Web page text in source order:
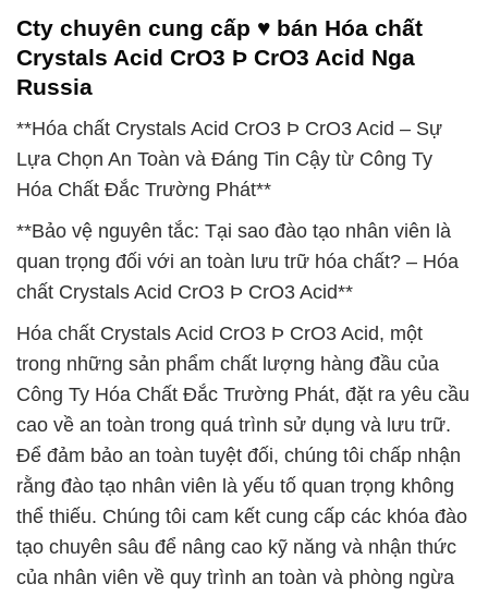
Cty chuyên cung cấp ♥ bán Hóa chất
Crystals Acid CrO3 Þ CrO3 Acid Nga
Russia
**Hóa chất Crystals Acid CrO3 Þ CrO3 Acid – Sự
Lựa Chọn An Toàn và Đáng Tin Cậy từ Công Ty
Hóa Chất Đắc Trường Phát**
**Bảo vệ nguyên tắc: Tại sao đào tạo nhân viên là
quan trọng đối với an toàn lưu trữ hóa chất? – Hóa
chất Crystals Acid CrO3 Þ CrO3 Acid**
Hóa chất Crystals Acid CrO3 Þ CrO3 Acid, một
trong những sản phẩm chất lượng hàng đầu của
Công Ty Hóa Chất Đắc Trường Phát, đặt ra yêu cầu
cao về an toàn trong quá trình sử dụng và lưu trữ.
Để đảm bảo an toàn tuyệt đối, chúng tôi chấp nhận
rằng đào tạo nhân viên là yếu tố quan trọng không
thể thiếu. Chúng tôi cam kết cung cấp các khóa đào
tạo chuyên sâu để nâng cao kỹ năng và nhận thức
của nhân viên về quy trình an toàn và phòng ngừa